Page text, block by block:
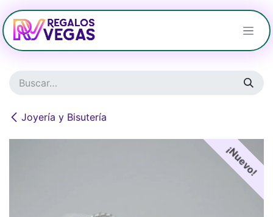
Ir al contenido
Joyería y Bisutería
¡Nuevo!